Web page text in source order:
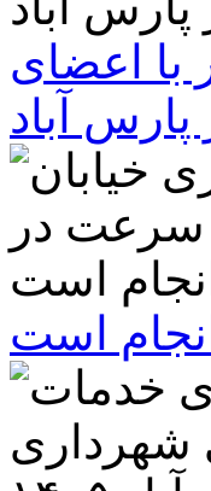
اعضای
آباد
است